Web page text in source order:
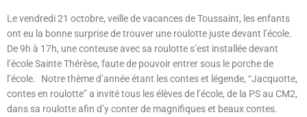
Le vendredi 21 octobre, veille de vacances de Toussaint, les enfants
ont eu la bonne surprise de trouver une roulotte juste devant l’école.
De 9h à 17h, une conteuse avec sa roulotte s’est installée devant
l’école Sainte Thérèse, faute de pouvoir entrer sous le porche de
l’école. Notre thème d’année étant les contes et légende, “Jacquotte,
contes en roulotte” a invité tous les élèves de l’école, de la PS au CM2,
dans sa roulotte afin d’y conter de magnifiques et beaux contes.